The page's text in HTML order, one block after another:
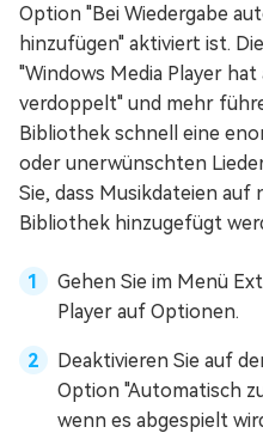
Option "Bei Wiedergabe
hinzufügen" aktiviert ist.
"Windows Media Player
verdoppelt" und mehr
Bibliothek schnell eine
oder unerwünschten
Sie, dass Musikdateien auf
Bibliothek hinzugefügt
Gehen Sie im Menü
Player auf Optionen.
Deaktivieren Sie auf
Option "Automatisch
wenn es abgespielt